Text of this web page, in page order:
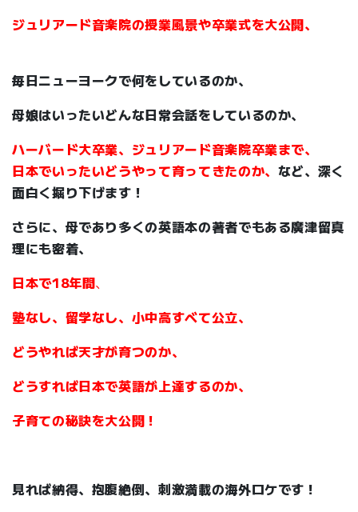
ジュリアード音楽院の授業風景や卒業式を大公開、
毎日ニューヨークで何をしているのか、
母娘はいったいどんな日常会話をしているのか、
ハーバード大卒業、ジュリアード音楽院卒業まで、
日本でいったいどうやって育ってきたのか、 など、深く
面白く掘り下げます！
さらに、母であり多くの英語本の著者でもある廣津留真
理にも密着、
日本で18年間、
塾なし、留学なし、小中高すべて公立、
どうやれば天才が育つのか、
どうすれば日本で英語が上達するのか、
子育ての秘訣を大公開！
見れば納得、抱腹絶倒、刺激満載の海外ロケです！